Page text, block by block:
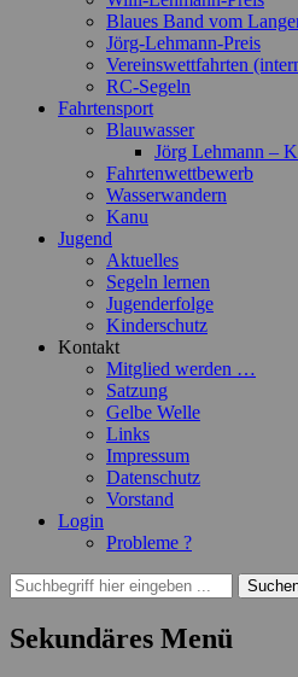
Blaues Band vom
Jörg-Lehmann-Preis
Vereinswettfahrten
RC-Segeln
Fahrtensport
Blauwasser
Jörg Lehmann –
Fahrtenwettbewerb
Wasserwandern
Kanu
Jugend
Aktuelles
Segeln lernen
Jugenderfolge
Kinderschutz
Kontakt
Mitglied werden …
Satzung
Gelbe Welle
Links
Impressum
Datenschutz
Vorstand
Login
Probleme ?
Suchen
Suchen
nach:
Sekundäres Menü